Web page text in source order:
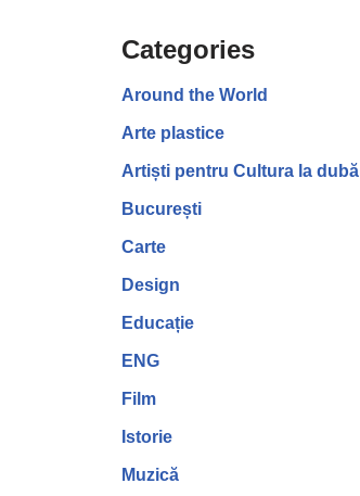
Categories
Around the World
Arte plastice
Artiști pentru Cultura la dubă
București
Carte
Design
Educație
ENG
Film
Istorie
Muzică